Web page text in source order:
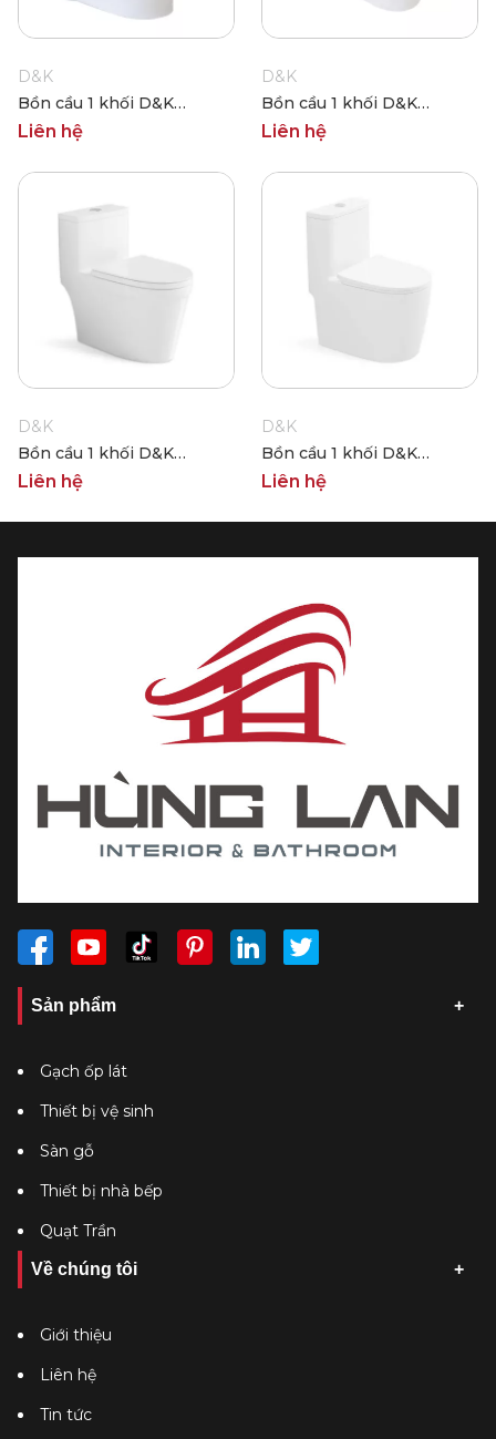
D&K
Bồn cầu 1 khối D&K
DKC2410
Liên hệ
D&K
Bồn cầu 1 khối D&K
DKC2419
Liên hệ
D&K
Bồn cầu 1 khối D&K
DKC2425
Liên hệ
D&K
Bồn cầu 1 khối D&K
DKC2426
Liên hệ
Sản phẩm
Gạch ốp lát
Thiết bị vệ sinh
Sàn gỗ
Thiết bị nhà bếp
Quạt Trần
Về chúng tôi
Giới thiệu
Liên hệ
Tin tức